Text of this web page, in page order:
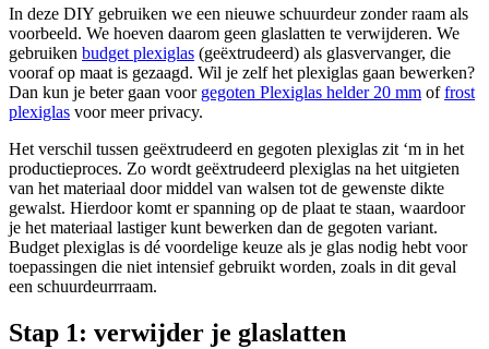
In deze DIY gebruiken we een nieuwe schuurdeur zonder raam als
voorbeeld. We hoeven daarom geen glaslatten te verwijderen. We
gebruiken budget plexiglas (geëxtrudeerd) als glasvervanger, die
vooraf op maat is gezaagd. Wil je zelf het plexiglas gaan bewerken?
Dan kun je beter gaan voor gegoten Plexiglas helder 20 mm offrost
plexiglas voor meer privacy.
Het verschil tussen geëxtrudeerd en gegoten plexiglas zit ‘m in het
productieproces. Zo wordt geëxtrudeerd plexiglas na het uitgieten
van het materiaal door middel van walsen tot de gewenste dikte
gewalst. Hierdoor komt er spanning op de plaat te staan, waardoor
je het materiaal lastiger kunt bewerken dan de gegoten variant.
Budget plexiglas is dé voordelige keuze als je glas nodig hebt voor
toepassingen die niet intensief gebruikt worden, zoals in dit geval
een schuurdeurrraam.
Stap 1: verwijder je glaslatten